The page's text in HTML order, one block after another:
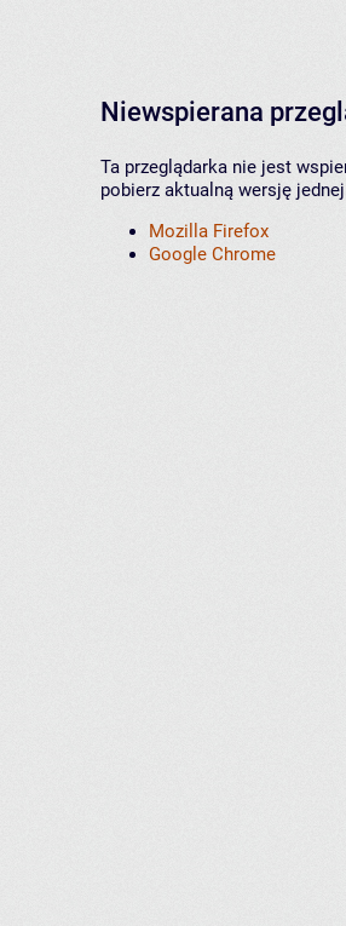
Niewspierana
Ta przeglądarka nie jest
pobierz aktualną wersję
Mozilla Firefox
Google Chrome